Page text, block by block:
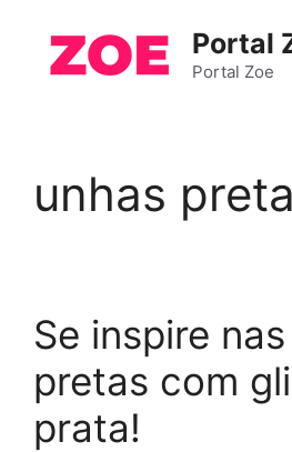
Portal
Portal Zoe
unhas
Se inspire
pretas com
prata!